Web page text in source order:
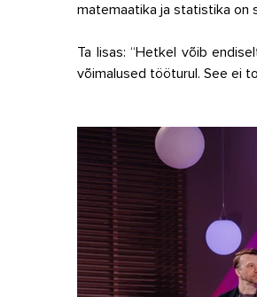
matemaatika ja statistika on
Ta lisas: “Hetkel võib
võimalused tööturul. See ei